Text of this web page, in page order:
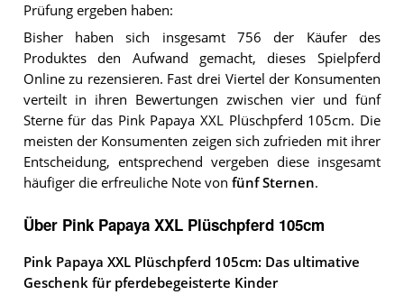
Prüfung ergeben haben:
Bisher haben sich insgesamt 756 der Käufer des
Produktes den Aufwand gemacht, dieses Spielpferd
Online zu rezensieren. Fast drei Viertel der Konsumenten
verteilt in ihren Bewertungen zwischen vier und fünf
Sterne für das Pink Papaya XXL Plüschpferd 105cm. Die
meisten der Konsumenten zeigen sich zufrieden mit ihrer
Entscheidung, entsprechend vergeben diese insgesamt
häufiger die erfreuliche Note von fünf Sternen.
Über Pink Papaya XXL Plüschpferd 105cm
Pink Papaya XXL Plüschpferd 105cm: Das ultimative
Geschenk für pferdebegeisterte Kinder